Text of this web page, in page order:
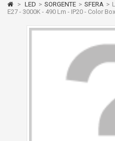
> LED > SORGENTE > SFERA >
E27 - 3000K - 490 Lm - IP20 - Color Box